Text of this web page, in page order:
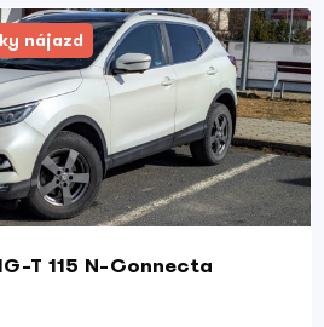
nájazd
T 115 N-Connecta